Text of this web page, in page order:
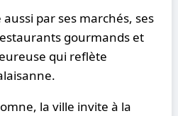
par ses marchés, ses
gourmands et
qui reflète
la ville invite à la